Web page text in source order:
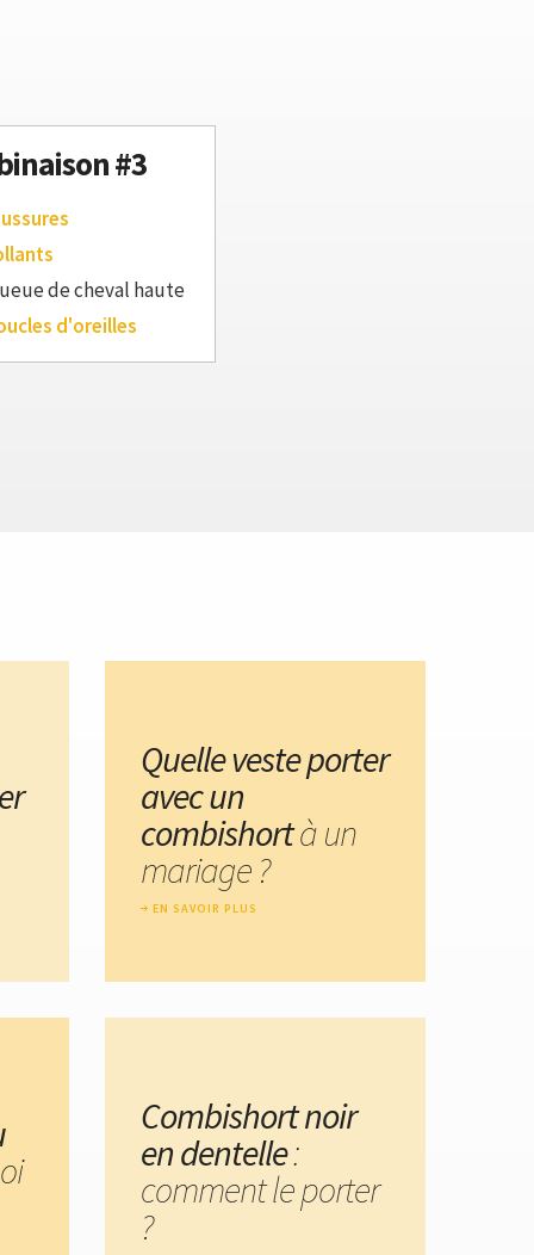
#3
de cheval haute
d'oreilles
Quelle veste porter
avec un
combishortà un
mariage ?
EN SAVOIR PLUS
Combishort noir
en dentelle:
comment le porter
?